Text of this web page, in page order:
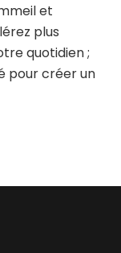
et
plus
quotidien ;
pour créer un